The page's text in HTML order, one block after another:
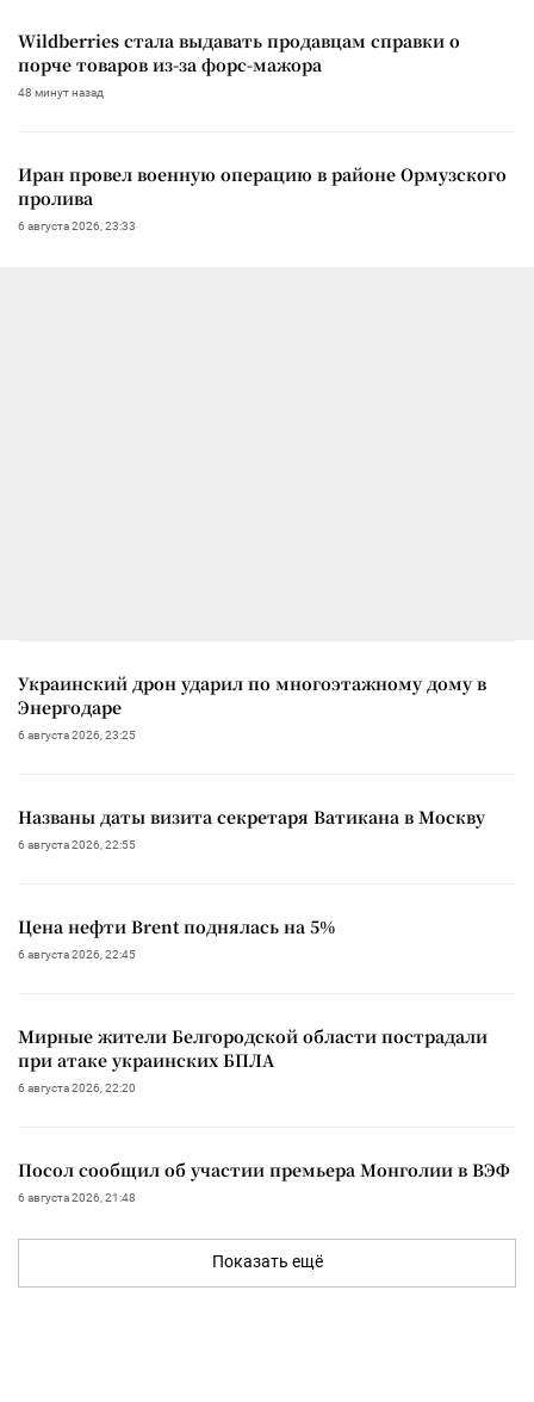
Wildberries стала выдавать продавцам справки о
порче товаров из-за форс-мажора
48 минут назад
Иран провел военную операцию в районе Ормузского
пролива
6 августа 2026, 23:33
Украинский дрон ударил по многоэтажному дому в
Энергодаре
6 августа 2026, 23:25
Названы даты визита секретаря Ватикана в Москву
6 августа 2026, 22:55
Цена нефти Brent поднялась на 5%
6 августа 2026, 22:45
Мирные жители Белгородской области пострадали
при атаке украинских БПЛА
6 августа 2026, 22:20
Посол сообщил об участии премьера Монголии в ВЭФ
6 августа 2026, 21:48
Показать ещё